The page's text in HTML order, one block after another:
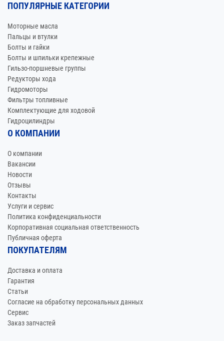
ПОПУЛЯРНЫЕ КАТЕГОРИИ
Моторные масла
Пальцы и втулки
Болты и гайки
Болты и шпильки крепежные
Гильзо-поршневые группы
Редукторы хода
Гидромоторы
Фильтры топливные
Комплектующие для ходовой
Гидроцилиндры
О КОМПАНИИ
О компании
Вакансии
Новости
Отзывы
Контакты
Услуги и сервис
Политика конфиденциальности
Корпоративная социальная ответственность
Публичная оферта
ПОКУПАТЕЛЯМ
Доставка и оплата
Гарантия
Статьи
Согласие на обработку персональных данных
Сервис
Заказ запчастей